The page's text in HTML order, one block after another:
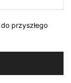
przyszłego